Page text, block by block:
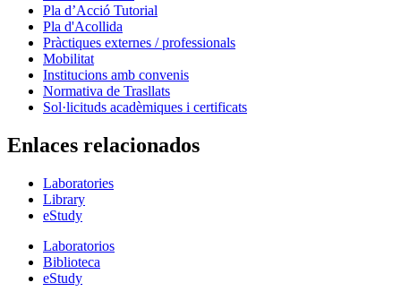
Pla d’Acció Tutorial
Pla d'Acollida
Pràctiques externes / professionals
Mobilitat
Institucions amb convenis
Normativa de Trasllats
Sol·licituds acadèmiques i certificats
Enlaces relacionados
Laboratories
Library
eStudy
Laboratorios
Biblioteca
eStudy